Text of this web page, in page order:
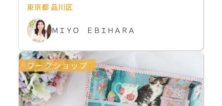
東京都 品川区
ＭＩＹＯ ＥＢＩＨＡＲＡ
ワークショップ